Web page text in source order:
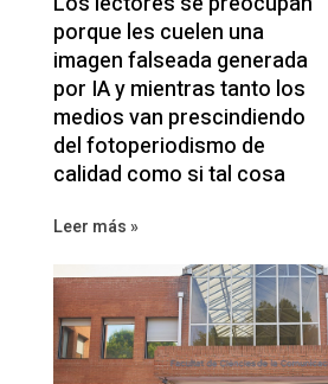
porque les cuelen una
imagen falseada generada
por IA y mientras tanto los
medios van prescindiendo
del fotoperiodismo de
calidad como si tal cosa
Leer más »